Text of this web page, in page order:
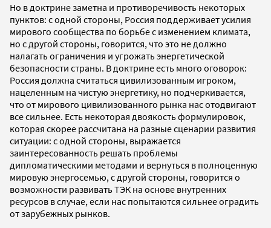
Но в доктрине заметна и противоречивость некоторых
пунктов: с одной стороны, Россия поддерживает усилия
мирового сообщества по борьбе с изменением климата,
но с другой стороны, говорится, что это не должно
налагать ограничения и угрожать энергетической
безопасности страны. В доктрине есть много оговорок:
Россия должна считаться цивилизованным игроком,
нацеленным на чистую энергетику, но подчеркивается,
что от мирового цивилизованного рынка нас отодвигают
все сильнее. Есть некоторая двоякость формулировок,
которая скорее рассчитана на разные сценарии развития
ситуации: с одной стороны, выражается
заинтересованность решать проблемы
дипломатическими методами и вернуться в полноценную
мировую энергосемью, с другой стороны, говорится о
возможности развивать ТЭК на основе внутренних
ресурсов в случае, если нас попытаются сильнее оградить
от зарубежных рынков.